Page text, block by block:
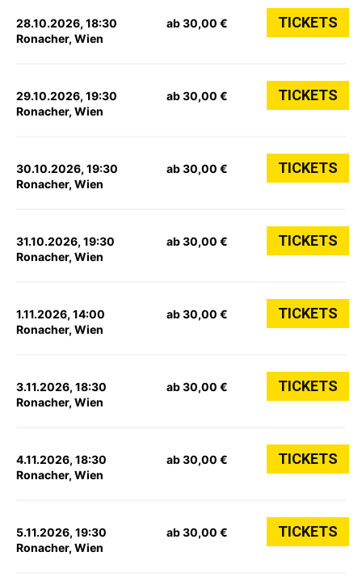
28.10.2026, 18:30
Ronacher, Wien
ab 30,00 € TICKETS
29.10.2026, 19:30
Ronacher, Wien
ab 30,00 € TICKETS
30.10.2026, 19:30
Ronacher, Wien
ab 30,00 € TICKETS
31.10.2026, 19:30
Ronacher, Wien
ab 30,00 € TICKETS
1.11.2026, 14:00
Ronacher, Wien
ab 30,00 € TICKETS
3.11.2026, 18:30
Ronacher, Wien
ab 30,00 € TICKETS
4.11.2026, 18:30
Ronacher, Wien
ab 30,00 € TICKETS
5.11.2026, 19:30
Ronacher, Wien
ab 30,00 € TICKETS